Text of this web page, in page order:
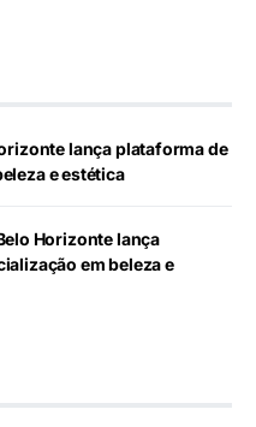
lança plataforma de
e estética
Horizonte lança
em beleza e